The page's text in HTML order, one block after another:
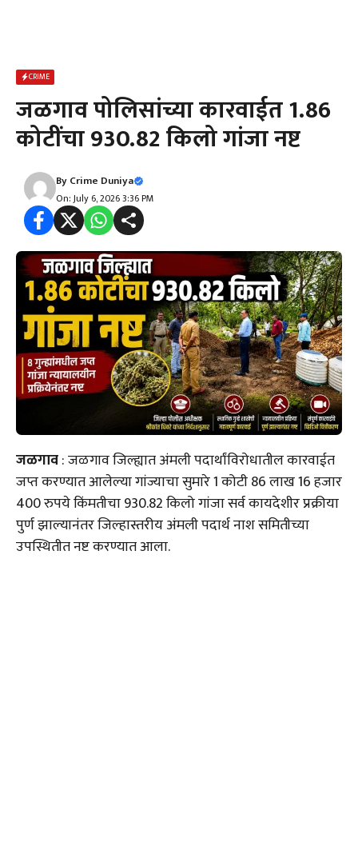
CRIME
जळगाव पोलिसांच्या कारवाईत 1.86
कोटींचा 930.82 किलो गांजा नष्ट
ByCrime Duniya
On: July 6, 2026 3:36 PM
जळगाव: जळगाव जिल्ह्यात अंमली पदार्थांविरोधातील कारवाईत
जप्त करण्यात आलेल्या गांज्याचा सुमारे 1 कोटी 86 लाख 16 हजार
400 रुपये किंमतीचा 930.82 किलो गांजा सर्व कायदेशीर प्रक्रीया
पुर्ण झाल्यानंतर जिल्हास्तरीय अंमली पदार्थ नाश समितीच्या
उपस्थितीत नष्ट करण्यात आला.